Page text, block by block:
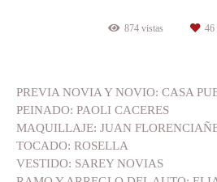
874 vistas 46
PREVIA NOVIA Y NOVIO: CASA
PEINADO: PAOLI CACERES
MAQUILLAJE: JUAN
TOCADO: ROSELLA
VESTIDO: SAREY NOVIAS